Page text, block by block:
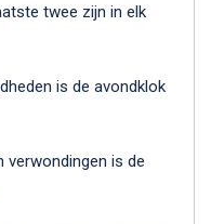
twee zijn in elk
is de avondklok
verwondingen is de